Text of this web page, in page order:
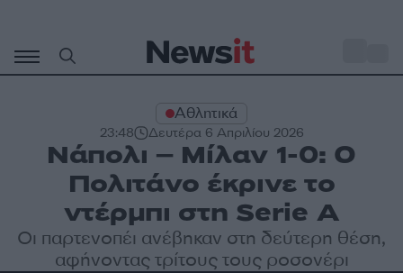
περιεχόμενο
Αθλητικά
23:48 Δευτέρα 6 Απριλίου 2026
Νάπολι – Μίλαν 1-0: Ο
Πολιτάνο έκρινε το
ντέρμπι στη Serie A
Οι παρτενοπέι ανέβηκαν στη δεύτερη θέση,
αφήνοντας τρίτους τους ροσονέρι